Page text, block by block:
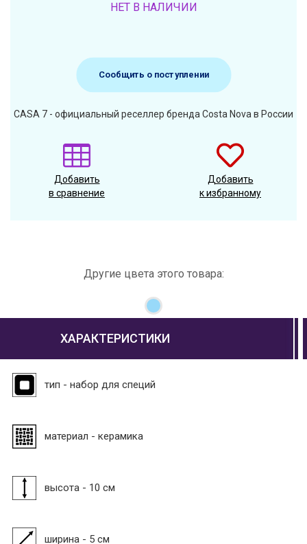
НЕТ В НАЛИЧИИ
Сообщить о поступлении
CASA 7 - официальный реселлер бренда Costa Nova в России
Добавить
в сравнение
Добавить
к избранному
Другие цвета этого товара:
ХАРАКТЕРИСТИКИ
тип - набор для специй
материал - керамика
высота - 10 см
ширина - 5 см